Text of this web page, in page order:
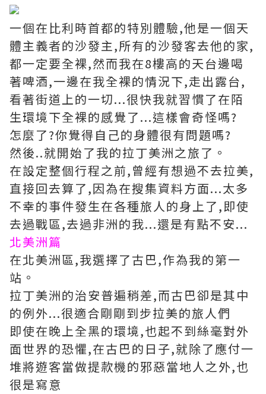
一個在比利時首都的特別體驗,他是一個天
體主義者的沙發主,所有的沙發客去他的家,
都一定要全裸,然而我在8樓高的天台邊喝
著啤酒,一邊在我全裸的情況下,走出露台,
看著街道上的一切...很快我就習慣了在陌
生環境下全裸的感覺了...這樣會奇怪嗎?
怎麼了?你覺得自己的身體很有問題嗎?
然後..就開始了我的拉丁美洲之旅了。
在設定整個行程之前,曾經有想過不去拉美,
直接回去算了,因為在搜集資料方面...太多
不幸的事件發生在各種旅人的身上了,即使
去過戰區,去過非洲的我...還是有點不安...
北美洲篇
在北美洲區,我選擇了古巴,作為我的第一
站。
拉丁美洲的治安普遍稍差,而古巴卻是其中
的例外...很適合剛剛到步拉美的旅人們
即使在晚上全黑的環境,也起不到絲毫對外
面世界的恐懼,在古巴的日子,就除了應付一
堆將遊客當做提款機的邪惡當地人之外,也
很是寫意